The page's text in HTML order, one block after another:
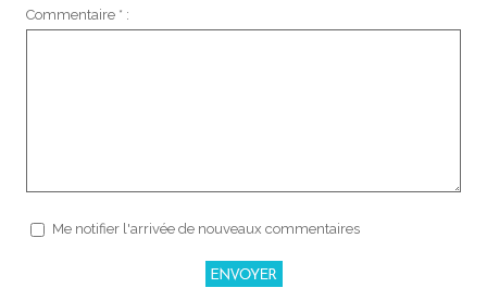
Commentaire * :
Me notifier l'arrivée de nouveaux commentaires